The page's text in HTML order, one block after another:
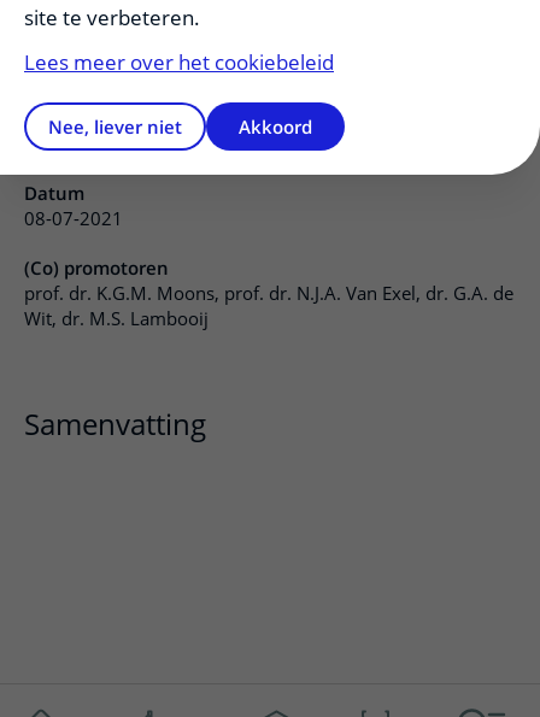
Datum
08-07-2021
(Co) promotoren
prof. dr. K.G.M. Moons, prof. dr. N.J.A. Van Exel, dr. G.A. de
Wit, dr. M.S. Lambooij
Samenvatting
site te verbeteren.
Lees meer over het cookiebeleid
Nee, liever niet Akkoord